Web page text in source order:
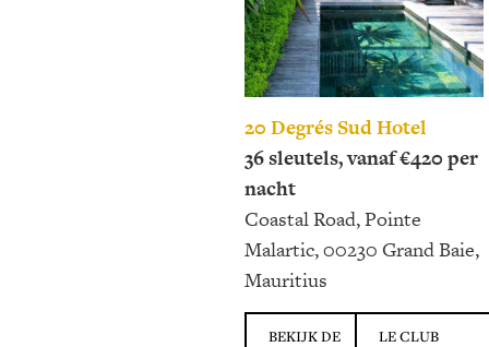
20 Degrés Sud Hotel
36 sleutels, vanaf €420 per
nacht
Coastal Road, Pointe
Malartic, 00230 Grand Baie,
Mauritius
BEKIJK DE
LE CLUB